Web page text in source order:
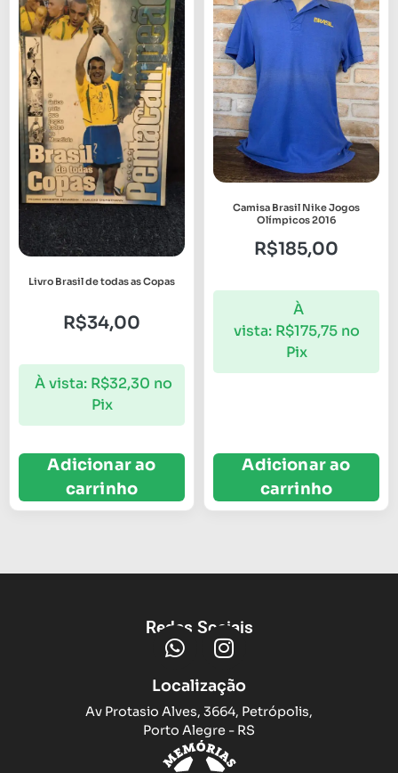
Livro Brasil de todas as Copas
R$34,00
À vista: R$32,30 no
Pix
Adicionar ao
carrinho
Camisa Brasil Nike Jogos
Olímpicos 2016
R$185,00
À
vista: R$175,75 no
Pix
Adicionar ao
carrinho
Redes Sociais
Localização
Av Protasio Alves, 3664, Petrópolis,
Porto Alegre - RS